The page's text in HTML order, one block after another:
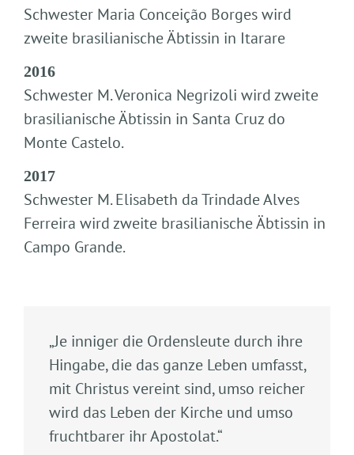
Schwester Maria Conceição Borges wird
zweite brasilianische Äbtissin in Itarare
2016
Schwester M. Veronica Negrizoli wird zweite
brasilianische Äbtissin in Santa Cruz do
Monte Castelo.
2017
Schwester M. Elisabeth da Trindade Alves
Ferreira wird zweite brasilianische Äbtissin in
Campo Grande.
„Je inniger die Ordensleute durch ihre
Hingabe, die das ganze Leben umfasst,
mit Christus vereint sind, umso reicher
wird das Leben der Kirche und umso
fruchtbarer ihr Apostolat.“